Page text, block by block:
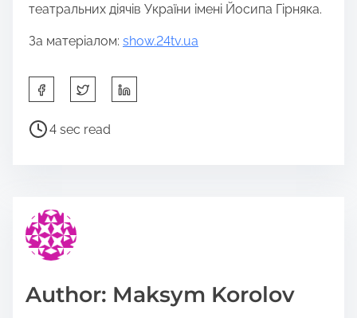
театральних діячів України імені Йосипа Гірняка.
За матеріалом: show.24tv.ua
h
a
s
p
s
P
o
e
a
d
i
4 sec read
Author: Maksym Korolov